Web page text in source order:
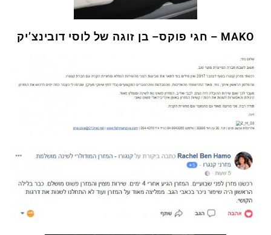
חגי פוקס– בן זוגה של לוסי דובינצ’יק – MAKO